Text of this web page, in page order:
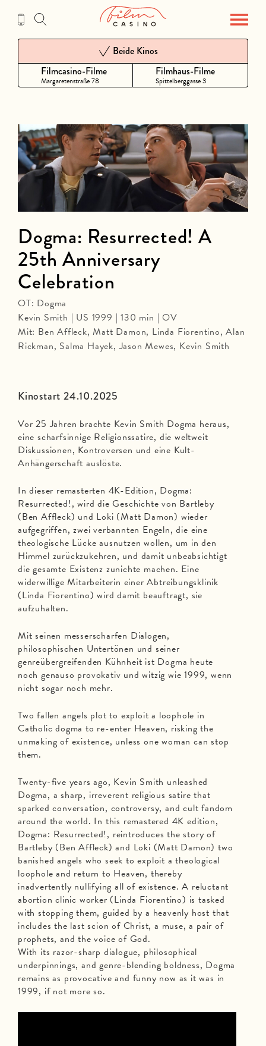
Inhalt
Filmcasino-Filme
Margaretenstraße 78
Beide Kinos
Filmhaus-Filme
Spittelberggasse 3
Kinostart 24.10.2025
Vor 25 Jahren brachte Kevin Smith Dogma heraus,
eine scharfsinnige Religionssatire, die weltweit
Diskussionen, Kontroversen und eine Kult-
Anhängerschaft auslöste.
In dieser remasterten 4K-Edition, Dogma:
Resurrected!, wird die Geschichte von Bartleby
(Ben Affleck) und Loki (Matt Damon) wieder
aufgegriffen, zwei verbannten Engeln, die eine
theologische Lücke ausnutzen wollen, um in den
Himmel zurückzukehren, und damit unbeabsichtigt
die gesamte Existenz zunichte machen. Eine
widerwillige Mitarbeiterin einer Abtreibungsklinik
(Linda Fiorentino) wird damit beauftragt, sie
aufzuhalten.
Mit seinen messerscharfen Dialogen,
philosophischen Untertönen und seiner
genreübergreifenden Kühnheit ist Dogma heute
noch genauso provokativ und witzig wie 1999, wenn
nicht sogar noch mehr.
Two fallen angels plot to exploit a loophole in
Catholic dogma to re-enter Heaven, risking the
unmaking of existence, unless one woman can stop
them.
Twenty-five years ago, Kevin Smith unleashed
Dogma, a sharp, irreverent religious satire that
sparked conversation, controversy, and cult fandom
around the world. In this remastered 4K edition,
Dogma: Resurrected!, reintroduces the story of
Bartleby (Ben Affleck) and Loki (Matt Damon) two
banished angels who seek to exploit a theological
loophole and return to Heaven, thereby
inadvertently nullifying all of existence. A reluctant
abortion clinic worker (Linda Fiorentino) is tasked
with stopping them, guided by a heavenly host that
includes the last scion of Christ, a muse, a pair of
prophets, and the voice of God.
With its razor-sharp dialogue, philosophical
underpinnings, and genre-blending boldness, Dogma
remains as provocative and funny now as it was in
1999, if not more so.
Dogma: Resurrected! A
25th Anniversary
Celebration
OT: Dogma
Kevin Smith | US 1999 | 130 min | OV
Mit: Ben Affleck, Matt Damon, Linda Fiorentino, Alan
Rickman, Salma Hayek, Jason Mewes, Kevin Smith